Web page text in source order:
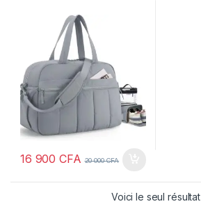
16 900CFA 20 000CFA
Voici le seul résultat